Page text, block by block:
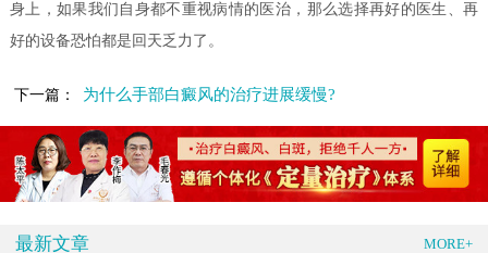
身上，如果我们自身都不重视病情的医治，那么选择再好的医生、再
好的设备恐怕都是回天乏力了。
下一篇： 为什么手部白癜风的治疗进展缓慢?
最新文章 MORE+